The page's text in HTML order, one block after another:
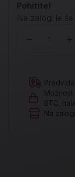
Pohitite!
Na zalogi le še
BTC,
Na